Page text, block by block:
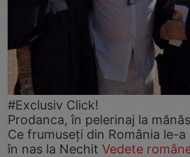
#Exclusiv Click!
Prodanca, în pelerinaj la
Ce frumuseți din România le-
în nas la Nechit Vedete